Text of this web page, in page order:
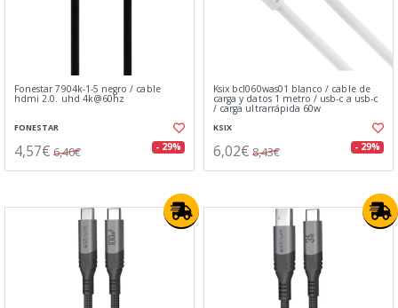
Fonestar 7904k-1-5 negro / cable
hdmi 2.0. uhd 4k@60hz
FONESTAR
4,57€ 6,40€ - 29%
Ksix bcl060was01 blanco / cable de
carga y datos 1 metro / usb-c a usb-c
/ carga ultrarrápida 60w
KSIX
6,02€ 8,43€ - 29%